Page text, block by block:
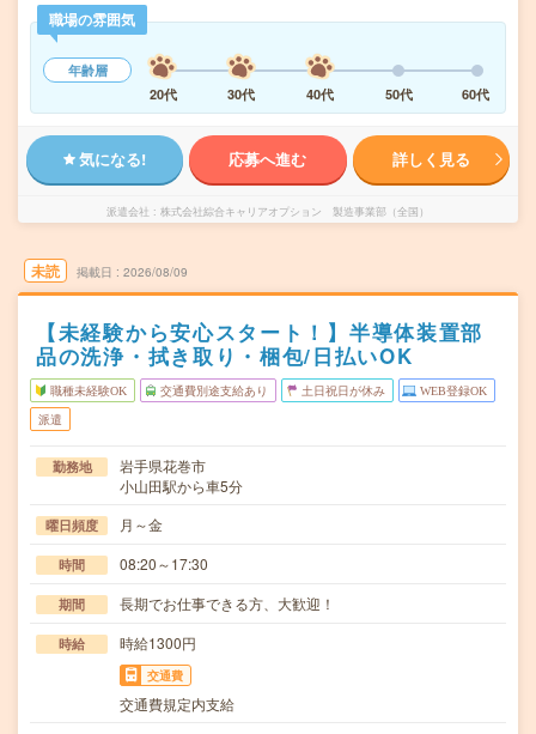
職場の雰囲気
年齢層
20代
30代 40代 50代 60代
気になる! 応募へ進む 詳しく見る
派遣会社 株式会社綜合キャリアオプション 製造事業部（全国）
未読 掲載日 2026/08/09
【未経験から安心スタート！】半導体装置部
品の洗浄・拭き取り・梱包/日払いOK
職種未経験OK 交通費別途支給あり 土日祝日が休み WEB登録OK
派遣
勤務地
岩手県花巻市
小山田駅から車5分
曜日頻度 月～金
時間 08:20～17:30
期間 長期でお仕事できる方、大歓迎！
時給 時給1300円
交通費
交通費規定内支給